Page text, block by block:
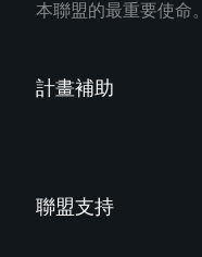
本聯盟的最重要使命。
計畫補助
聯盟支持